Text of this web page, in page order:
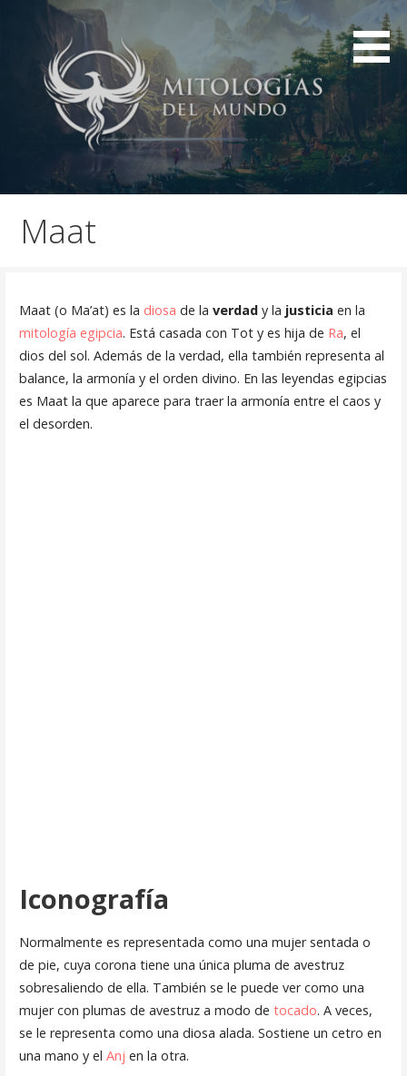
contenido
Mitologías del mundo
Mitologías de civilizaciones de la historia
Maat
Maat (o Ma’at) es la diosa de la verdady la justicia en la
mitología egipcia. Está casada con Tot y es hija de Ra, el
dios del sol. Además de la verdad, ella también representa al
balance, la armonía y el orden divino. En las leyendas egipcias
es Maat la que aparece para traer la armonía entre el caos y
el desorden.
Iconografía
Normalmente es representada como una mujer sentada o
de pie, cuya corona tiene una única pluma de avestruz
sobresaliendo de ella. También se le puede ver como una
mujer con plumas de avestruz a modo de tocado. A veces,
se le representa como una diosa alada. Sostiene un cetro en
una mano y el Anj en la otra.